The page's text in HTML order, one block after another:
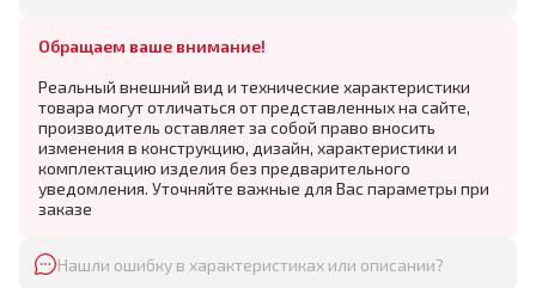
Обращаем ваше внимание!
Реальный внешний вид и технические характеристики
товара могут отличаться от представленных на сайте,
производитель оставляет за собой право вносить
изменения в конструкцию, дизайн, характеристики и
комплектацию изделия без предварительного
уведомления. Уточняйте важные для Вас параметры при
заказе
Нашли ошибку в характеристиках или описании?